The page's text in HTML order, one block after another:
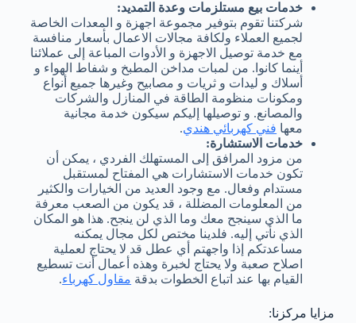
خدمات بيع مستلزمات وعدة التمديد:
شركتنا تقوم بتوفير مجموعة اجهزة و المعدات الخاصة
لجميع العملاء ولكافة مجالات الاعمال بأسعار منافسة
مع خدمة توصيل الاجهزة و الأدوات المباعة إلى عملائنا
أينما كانوا. من لمبات مداخن المطبخ و شفاط الهواء و
أسلاك و ليدات و ثريات و مصابيح وغيرها جميع أنواع
ومكونات منظومة الطاقة في المنازل والشركات
والمصانع. و توصيلها إليكم سيكون خدمة مجانية
معها فني كهربائي هندي.
خدمات الاستشارة:
من مزود المرافق إلى المستهلك الفردي ، يمكن أن
تكون خدمات الاستشارات هي المفتاح لمستقبل
مستدام وفعال. مع وجود العديد من الخيارات والكثير
من المعلومات المضللة ، قد يكون من الصعب معرفة
ما الذي سينجح معك وما الذي لن ينجح. هذا هو المكان
الذي نأتي إليه. فلدينا مختص لكل مجال يمكنه
مساعدتكم إذا واجهتم أي عطل قد لا يحتاج لعملية
اصلاح صعبة ولا يحتاج لخبرة وهذه أعمال أنت تسطيع
القيام بها عند اتباع الخطوات بدقة مقاول كهرباء.
مزايا مركزنا: